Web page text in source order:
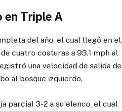
en Triple A
del año, el cual llegó en el
cuatro costuras a 93.1 mph al
una velocidad de salida de
al bosque izquierdo.
parcial 3-2 a su elenco, el cual